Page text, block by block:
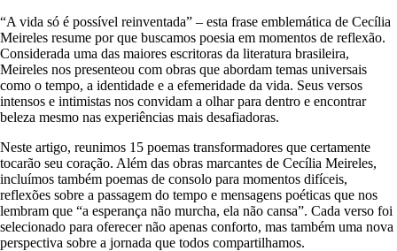
“A vida só é possível reinventada” – esta frase emblemática de Cecília
Meireles resume por que buscamos poesia em momentos de reflexão.
Considerada uma das maiores escritoras da literatura brasileira,
Meireles nos presenteou com obras que abordam temas universais
como o tempo, a identidade e a efemeridade da vida. Seus versos
intensos e intimistas nos convidam a olhar para dentro e encontrar
beleza mesmo nas experiências mais desafiadoras.
Neste artigo, reunimos 15 poemas transformadores que certamente
tocarão seu coração. Além das obras marcantes de Cecília Meireles,
incluímos também poemas de consolo para momentos difíceis,
reflexões sobre a passagem do tempo e mensagens poéticas que nos
lembram que “a esperança não murcha, ela não cansa”. Cada verso foi
selecionado para oferecer não apenas conforto, mas também uma nova
perspectiva sobre a jornada que todos compartilhamos.